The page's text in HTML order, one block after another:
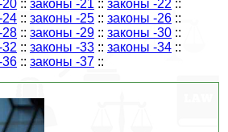
20 :: законы -21 :: законы -22 ::
24 :: законы -25 :: законы -26 ::
28 :: законы -29 :: законы -30 ::
:: законы -33 :: законы -34 ::
36 :: законы -37 ::